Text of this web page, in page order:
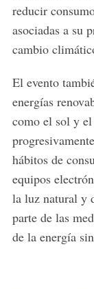
reducir
asociadas a su
cambio
El evento
energías
como el sol y
hábitos de
equipos
la luz natural y
parte de las
de la energía